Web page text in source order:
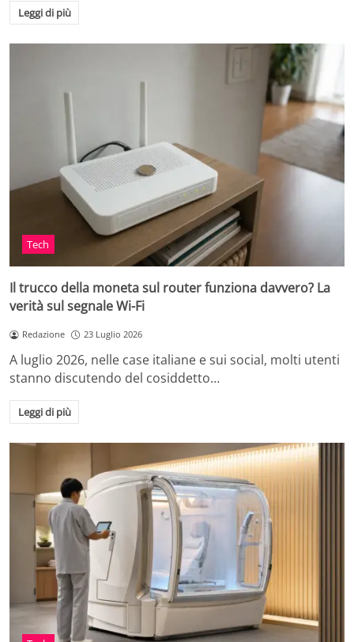
Leggi di più
Tech
Il trucco della moneta sul router funziona davvero? La
verità sul segnale Wi-Fi
Redazione 23 Luglio 2026
A luglio 2026, nelle case italiane e sui social, molti utenti
stanno discutendo del cosiddetto…
Leggi di più